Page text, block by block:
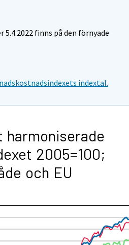
finns på den förnyade
indextal.
harmoniserade
2005=100;
och EU